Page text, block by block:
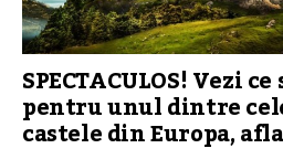
SPECTACULOS! Vezi
pentru unul dintre
castele din Europa,